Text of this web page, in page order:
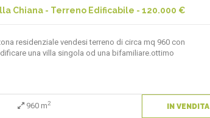
Chiana - Terreno Edificabile - 120.000 €
residenziale vendesi terreno di circa mq 960 con
una villa singola od una bifamiliare.ottimo
960 m2 IN VENDITA